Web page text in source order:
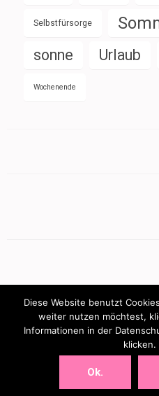
Selbstfürsorge
sonne Urlaub
Wochenende
Diese Website benutzt
weiter nutzen möchtest,
Informationen in der
klicken.
Ok.